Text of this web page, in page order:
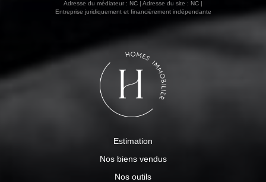
Adresse du médiateur : NC | Adresse du site : NC |
Entreprise juridiquement et financièrement indépendante
Estimation
Nos biens vendus
Nos outils